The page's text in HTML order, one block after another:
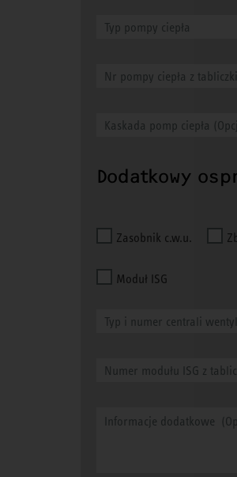
Dodatkowy
Zasobnik c.w.u.
Moduł ISG